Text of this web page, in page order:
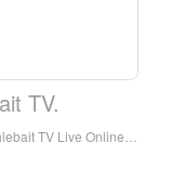
TV.
Ahlebait TV HD Live Streaming, Ahlebait TV Watch Live TV từ Anh